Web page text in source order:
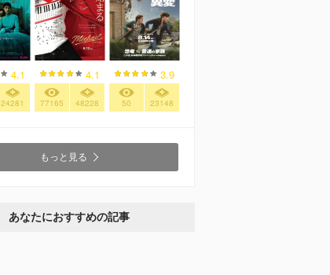
4.1
24281
4.1
77165 48228
3.9
50 23148
もっと見る
あなたにおすすめの記事